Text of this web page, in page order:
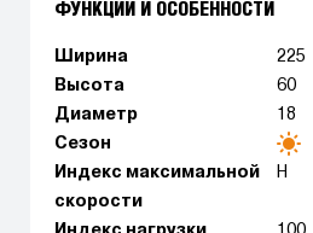
ФУНКЦИИ И ОСОБЕННОСТИ
Ширина
225
Высота
60
Диаметр
18
Сезон
Индекс максимальной
скорости
H